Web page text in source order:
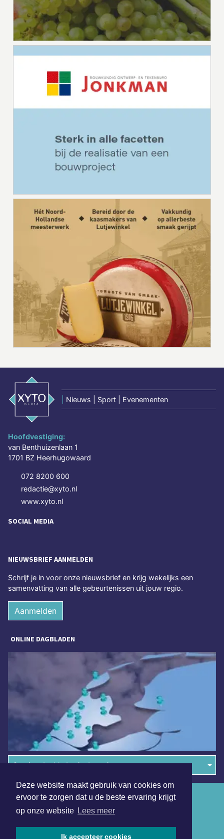
Deze website maakt gebruik van cookies om
ervoor te zorgen dat u de beste ervaring krijgt
op onze website Lees meer
Ik accepteer cookies
Nieuws | Sport | Evenementen
Hoofdvestiging:
van Benthuizenlaan 1
1701 BZ Heerhugowaard
072 8200 600
redactie@xyto.nl
www.xyto.nl
SOCIAL MEDIA
NIEUWSBRIEF AANMELDEN
Schrijf je in voor onze nieuwsbrief en krijg wekelijks een
samenvatting van alle gebeurtenissen uit jouw regio.
Aanmelden
ONLINE DAGBLADEN
Overige dagbladen in de regio
Algemene voorwaarden
Disclaimer